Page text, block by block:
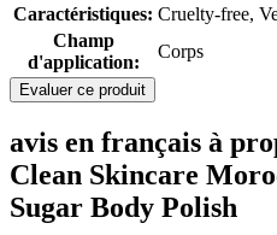
Caractéristiques: Cruelty-free,
Champ
d'application:
Corps
Evaluer ce produit
avis en français à
Clean Skincare
Sugar Body Polish